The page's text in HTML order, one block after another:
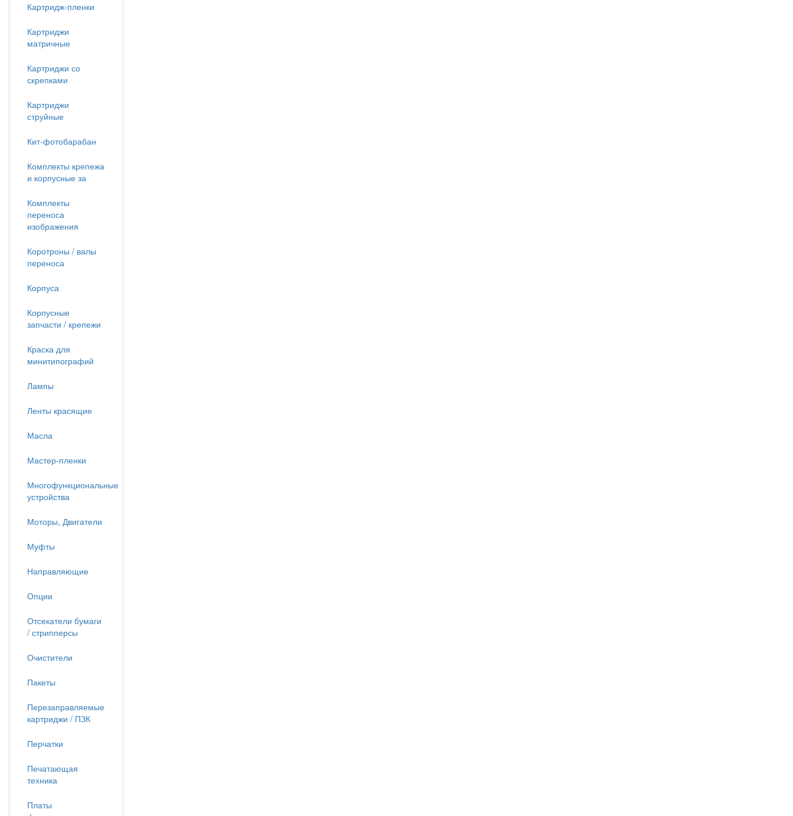
Картридж-пленки
Картриджи
матричные
Картриджи со
скрепками
Картриджи
струйные
Кит-фотобарабан
Комплекты крепежа
и корпусные за
Комплекты
переноса
изображения
Коротроны / валы
переноса
Корпуса
Корпусные
запчасти / крепежи
Краска для
минитипографий
Лампы
Ленты красящие
Масла
Мастер-пленки
Многофункциональные
устройства
Моторы, Двигатели
Муфты
Направляющие
Опции
Отсекатели бумаги
/ стрипперсы
Очистители
Пакеты
Перезаправляемые
картриджи / ПЗК
Перчатки
Печатающая
техника
Платы